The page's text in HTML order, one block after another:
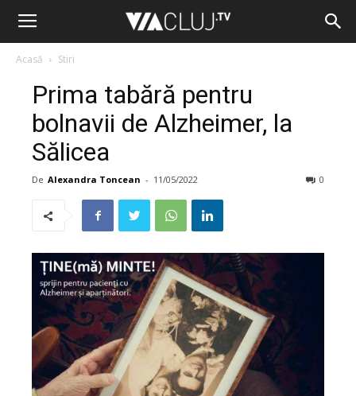
Acasă Stiri
Prima tabără pentru
bolnavii de Alzheimer, la
Sălicea
De Alexandra Toncean - 11/05/2022 0